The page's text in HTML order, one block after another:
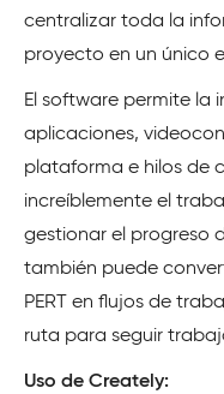
centralizar toda la
proyecto en un único
El software permite la
aplicaciones,
plataforma e hilos de
increíblemente el
gestionar el progreso
también puede
PERT en flujos de
ruta para seguir
Uso de Creately: